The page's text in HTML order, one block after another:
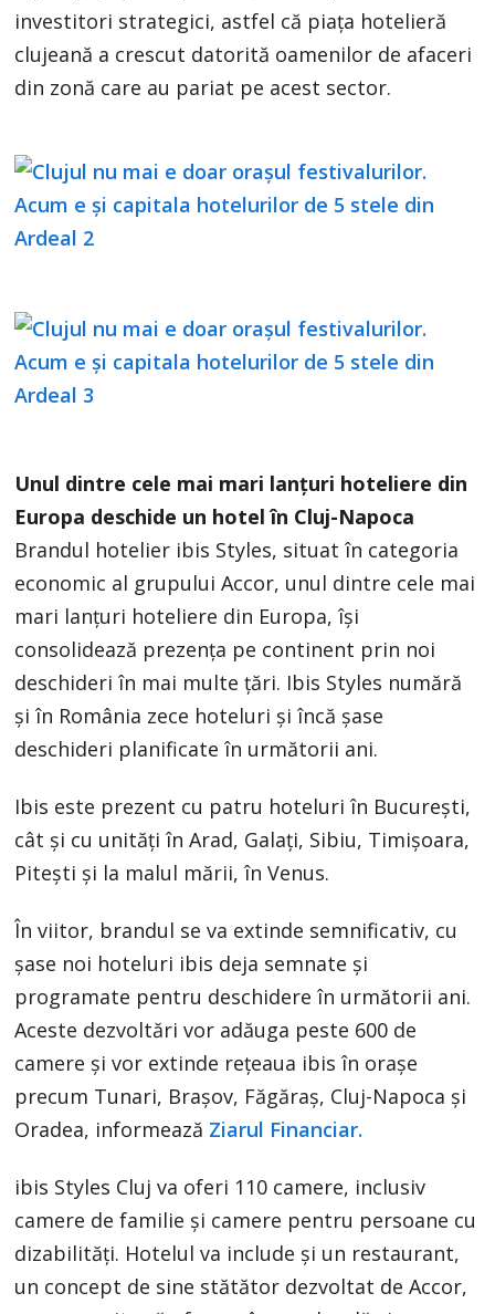
investitori strategici, astfel că piaţa hotelieră
clujeană a crescut datorită oamenilor de afaceri
din zonă care au pariat pe acest sector.
Unul dintre cele mai mari lanţuri hoteliere din
Europa deschide un hotel în Cluj-Napoca
Brandul hotelier ibis Styles, situat în categoria
economic al grupului Accor, unul dintre cele mai
mari lanţuri hoteliere din Europa, îşi
consolidează prezenţa pe continent prin noi
deschideri în mai multe ţări. Ibis Styles numără
şi în România zece hoteluri şi încă şase
deschideri planificate în următorii ani.
Ibis este prezent cu patru hoteluri în Bucureşti,
cât şi cu unităţi în Arad, Galaţi, Sibiu, Timişoara,
Piteşti şi la malul mării, în Venus.
În viitor, brandul se va extinde semnificativ, cu
şase noi hoteluri ibis deja semnate şi
programate pentru deschidere în următorii ani.
Aceste dezvoltări vor adăuga peste 600 de
camere şi vor extinde reţeaua ibis în oraşe
precum Tunari, Braşov, Făgăraş, Cluj-Napoca şi
Oradea, informează Ziarul Financiar.
ibis Styles Cluj va oferi 110 camere, inclusiv
camere de familie și camere pentru persoane cu
dizabilități. Hotelul va include și un restaurant,
un concept de sine stătător dezvoltat de Accor,